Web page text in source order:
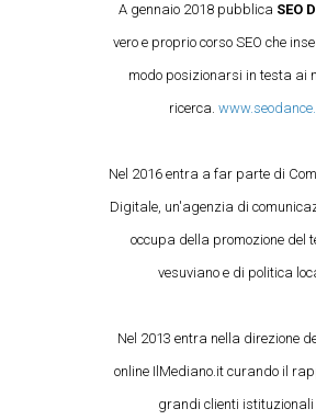
A gennaio 2018 pubblica SEO
vero e proprio corso SEO che
modo posizionarsi in testa ai
ricerca.
Nel 2016 entra a far parte di
Digitale, un'agenzia di
occupa della promozione del
vesuviano e di politica
Nel 2013 entra nella direzione
online IlMediano.it curando il
grandi clienti istituzionali